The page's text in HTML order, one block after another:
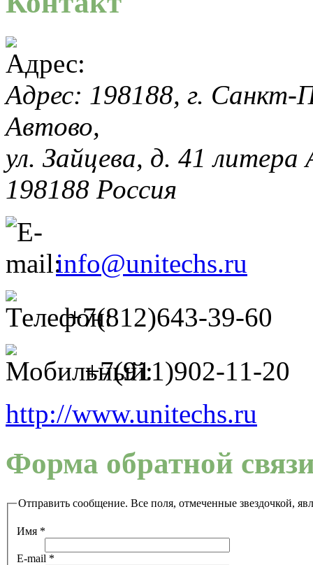
Адрес: 198188, г. Санкт-
Автово,
ул. Зайцева, д. 41
198188 Россия
info@unitechs.ru
+7(812)643-39-60
+7(911)902-11-20
http://www.unitechs.ru
Форма обратной
Отправить сообщение. Все поля, отмеченные звездочкой,
Имя *
E-mail *